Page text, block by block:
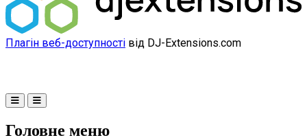
Плагін веб-доступності від DJ-Extensions.com
Головне меню